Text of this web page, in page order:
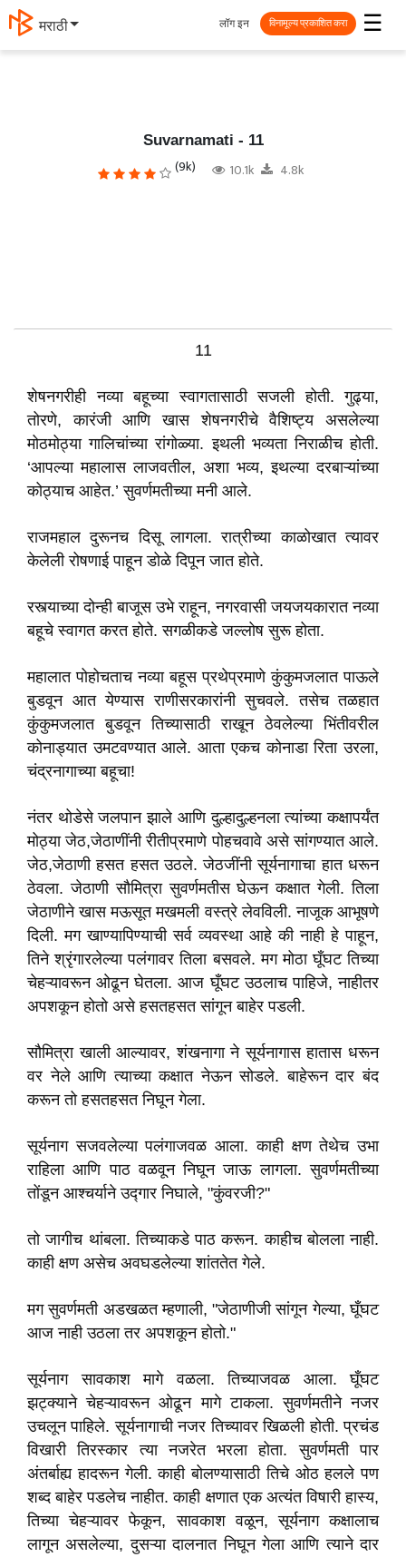
मराठी ☰
लॉग इन विनामूल्य प्रकाशित करा
Suvarnamati - 11
(9k) 10.1k 4.8k
11
शेषनगरीही नव्या बहूच्या स्वागतासाठी सजली होती. गुढ्या,
तोरणे, कारंजी आणि खास शेषनगरीचे वैशिष्ट्य असलेल्या
मोठमोठ्या गालिचांच्या रांगोळ्या. इथली भव्यता निराळीच होती.
‘आपल्या महालास लाजवतील, अशा भव्य, इथल्या दरबाऱ्यांच्या
कोठ्याच आहेत.’ सुवर्णमतीच्या मनी आले.
राजमहाल दुरूनच दिसू लागला. रात्रीच्या काळोखात त्यावर
केलेली रोषणाई पाहून डोळे दिपून जात होते.
रस्त्याच्या दोन्ही बाजूस उभे राहून, नगरवासी जयजयकारात नव्या
बहूचे स्वागत करत होते. सगळीकडे जल्लोष सुरू होता.
महालात पोहोचताच नव्या बहूस प्रथेप्रमाणे कुंकुमजलात पाऊले
बुडवून आत येण्यास राणीसरकारांनी सुचवले. तसेच तळहात
कुंकुमजलात बुडवून तिच्यासाठी राखून ठेवलेल्या भिंतीवरील
कोनाड्यात उमटवण्यात आले. आता एकच कोनाडा रिता उरला,
चंद्रनागाच्या बहूचा!
नंतर थोडेसे जलपान झाले आणि दुल्हादुल्हनला त्यांच्या कक्षापर्यंत
मोठ्या जेठ,जेठाणींनी रीतीप्रमाणे पोहचवावे असे सांगण्यात आले.
जेठ,जेठाणी हसत हसत उठले. जेठजींनी सूर्यनागाचा हात धरून
ठेवला. जेठाणी सौमित्रा सुवर्णमतीस घेऊन कक्षात गेली. तिला
जेठाणीने खास मऊसूत मखमली वस्त्रे लेवविली. नाजूक आभूषणे
दिली. मग खाण्यापिण्याची सर्व व्यवस्था आहे की नाही हे पाहून,
तिने श्रृंगारलेल्या पलंगावर तिला बसवले. मग मोठा घूँघट तिच्या
चेहऱ्यावरून ओढून घेतला. आज घूँघट उठलाच पाहिजे, नाहीतर
अपशकून होतो असे हसतहसत सांगून बाहेर पडली.
सौमित्रा खाली आल्यावर, शंखनागा ने सूर्यनागास हातास धरून
वर नेले आणि त्याच्या कक्षात नेऊन सोडले. बाहेरून दार बंद
करून तो हसतहसत निघून गेला.
सूर्यनाग सजवलेल्या पलंगाजवळ आला. काही क्षण तेथेच उभा
राहिला आणि पाठ वळवून निघून जाऊ लागला. सुवर्णमतीच्या
तोंडून आश्चर्याने उद्गार निघाले, "कुंवरजी?"
तो जागीच थांबला. तिच्याकडे पाठ करून. काहीच बोलला नाही.
काही क्षण असेच अवघडलेल्या शांततेत गेले.
मग सुवर्णमती अडखळत म्हणाली, "जेठाणीजी सांगून गेल्या, घूँघट
आज नाही उठला तर अपशकून होतो."
सूर्यनाग सावकाश मागे वळला. तिच्याजवळ आला. घूँघट
झट्क्याने चेहऱ्यावरून ओढून मागे टाकला. सुवर्णमतीने नजर
उचलून पाहिले. सूर्यनागाची नजर तिच्यावर खिळली होती. प्रचंड
विखारी तिरस्कार त्या नजरेत भरला होता. सुवर्णमती पार
अंतर्बाह्य हादरून गेली. काही बोलण्यासाठी तिचे ओठ हलले पण
शब्द बाहेर पडलेच नाहीत. काही क्षणात एक अत्यंत विषारी हास्य,
तिच्या चेहऱ्यावर फेकून, सावकाश वळून, सूर्यनाग कक्षालाच
लागून असलेल्या, दुसऱ्या दालनात निघून गेला आणि त्याने दार